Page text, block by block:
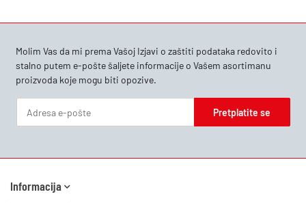
Molim Vas da mi prema Vašoj Izjavi o zaštiti podatakaredovito i
stalno putem e-pošte šaljete informacije o Vašem asortimanu
proizvoda koje mogu biti opozive.
Pretplatite se
Informacija